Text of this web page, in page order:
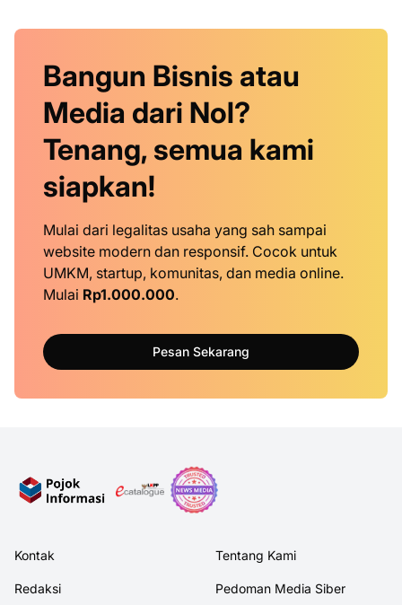
Bangun Bisnis atau
Media dari Nol?
Tenang, semua kami
siapkan!
Mulai dari legalitas usaha yang sah sampai
website modern dan responsif. Cocok untuk
UMKM, startup, komunitas, dan media online.
Mulai Rp1.000.000.
Pesan Sekarang
Kontak Tentang Kami
Redaksi Pedoman Media Siber